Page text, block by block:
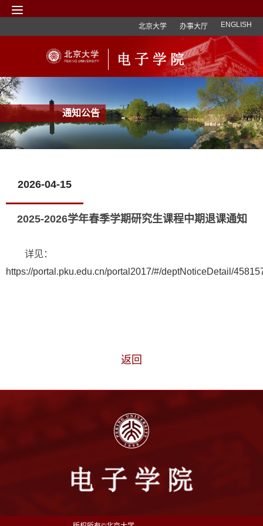
北京大学 办事大厅 ENGLISH
通知公告
2026-04-15
2025-2026学年春季学期研究生课程中期退课通知
详见：
https://portal.pku.edu.cn/portal2017/#/deptNoticeDetail/
返回